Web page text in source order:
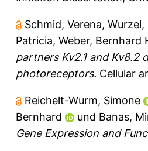
Schmid, Verena, Wurzel,
Patricia, Weber, Bernhard
partners Kv2.1 and Kv8.2
photoreceptors. Cellular
Reichelt-Wurm, Simone
Bernhard
und Banas,
Gene Expression and